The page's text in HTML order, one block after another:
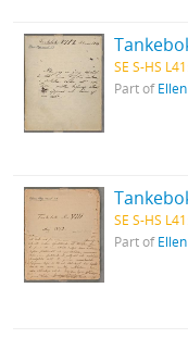
SE S-HS
Part of
SE S-HS
Part of